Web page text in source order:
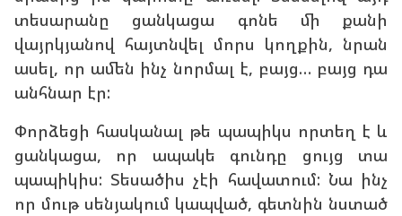
տեսարանը ցանկացա գոնե մի քանի
վայրկյանով հայտնվել մորս կողքին, նրան
ասել, որ ամեն ինչ նորմալ է, բայց… բայց դա
անհնար էր:
Փորձեցի հասկանալ թե պապիկս որտեղ է և
ցանկացա, որ ապակե գունդը ցույց տա
պապիկիս: Տեսածիս չէի հավատում: Նա ինչ
որ մութ սենյակում կապված, գետնին նստած